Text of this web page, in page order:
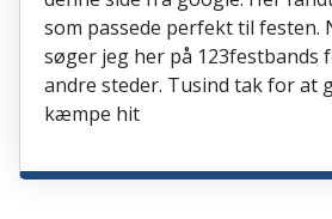
som passede perfekt til festen.
søger jeg her på 123festbands
andre steder. Tusind tak for at
kæmpe hit